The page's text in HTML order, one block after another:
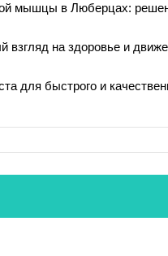
мышцы в Люберцах:
взгляд на здоровье и
для быстрого и